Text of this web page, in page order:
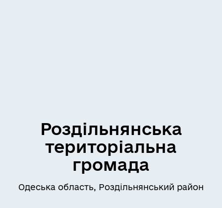
Роздільнянська
територіальна
громада
Одеська область, Роздільнянський район